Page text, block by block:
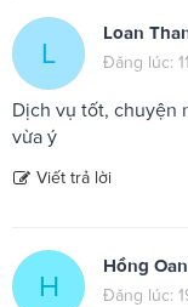
L
Loan
Đăng lúc:
Dịch vụ tốt, chuyện
vừa ý
Viết trả lời
H
Hồng
Đăng lúc: